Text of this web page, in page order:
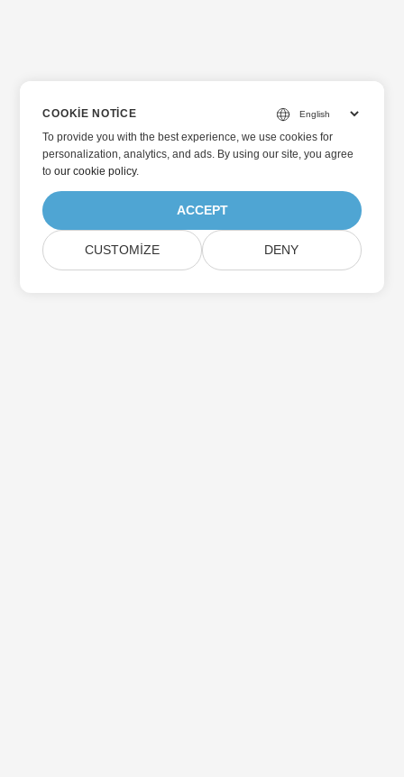
COOKIE NOTICE
To provide you with the best experience, we use cookies for
personalization, analytics, and ads. By using our site, you agree
toour cookie policy.
ACCEPT
CUSTOMIZE DENY